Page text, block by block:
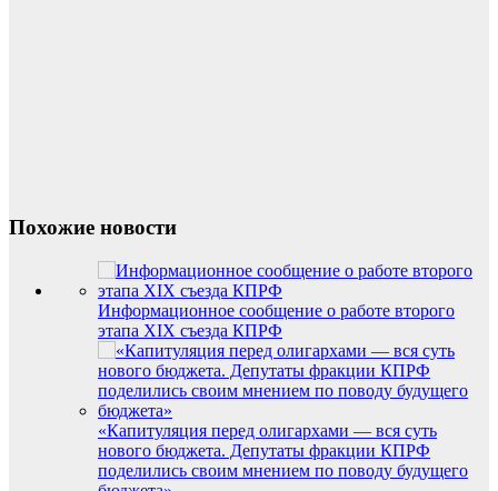
Похожие новости
Информационное сообщение о работе второго
этапа XIX съезда КПРФ
«Капитуляция перед олигархами — вся суть
нового бюджета. Депутаты фракции КПРФ
поделились своим мнением по поводу будущего